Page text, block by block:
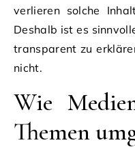
verlieren solche
Deshalb ist es
transparent zu
nicht.
Wie
Themen